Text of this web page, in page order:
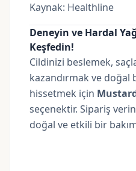
Kaynak: Healthline
Deneyin ve Hardal
Keşfedin!
Cildinizi beslemek,
kazandırmak ve doğal
hissetmek için
seçenektir. Sipariş
doğal ve etkili bir